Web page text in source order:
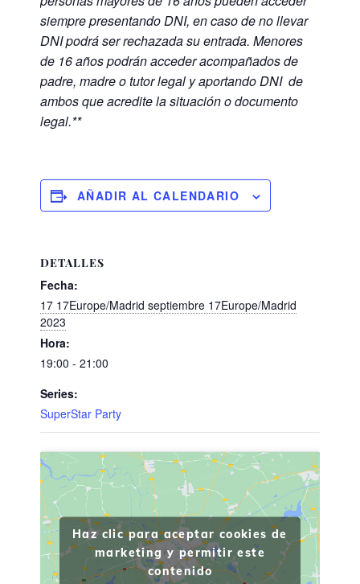
siempre presentando DNI, en caso de no llevar
DNI podrá ser rechazada su entrada. Menores
de 16 años podrán acceder acompañados de
padre, madre o tutor legal y aportando DNI de
ambos que acredite la situación o documento
legal.**
AÑADIR AL CALENDARIO
DETALLES
Fecha:
17 17Europe/Madrid septiembre 17Europe/Madrid
2023
Hora:
19:00 - 21:00
Series:
SuperStar Party
Haz clic para aceptar cookies de
marketing y permitir este
contenido